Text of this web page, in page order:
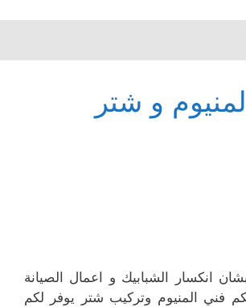
و شتر
انكسار الشبابيك و اعمال الصيانة
فني المنيوم وتركيب شتر يوفر لكم